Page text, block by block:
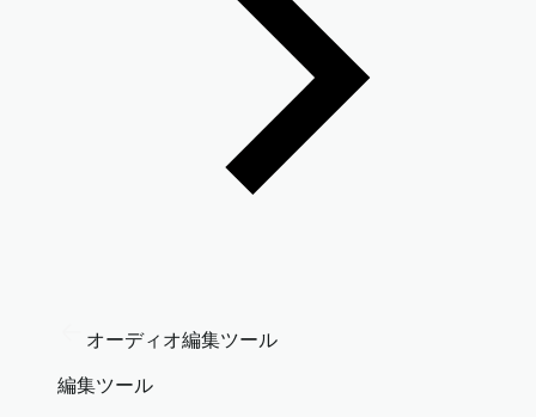
オーディオ編集ツール
編集ツール